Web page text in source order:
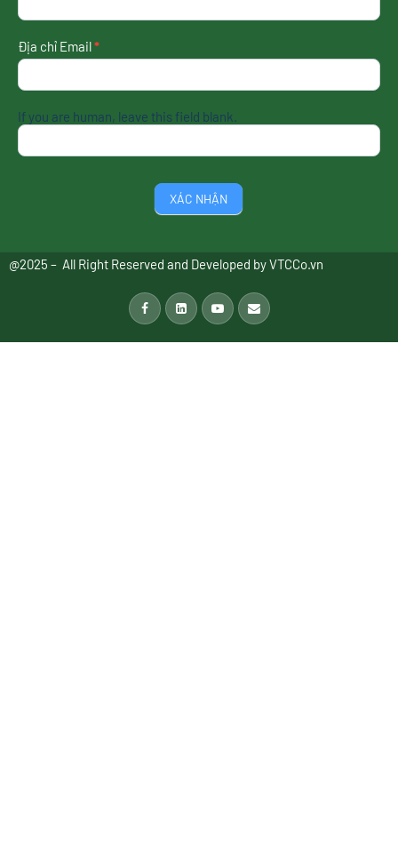
nhất
Địa chỉ Email*
If you are human, leave this field blank.
XÁC NHẬN
@2025 – All Right Reserved and Developed byVTCCo.vn